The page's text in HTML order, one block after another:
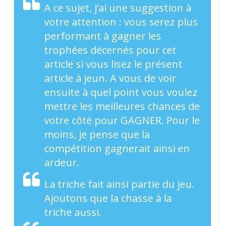
A ce sujet, j’ai une suggestion à
votre attention : vous serez plus
performant à gagner les
trophées décernés pour cet
article si vous lisez le présent
article à jeun. A vous de voir
ensuite à quel point vous voulez
mettre les meilleures chances de
votre côté pour GAGNER. Pour le
moins, je pense que la
compétition gagnerait ainsi en
ardeur.
La triche fait ainsi partie du jeu.
Ajoutons que la chasse à la
triche aussi.